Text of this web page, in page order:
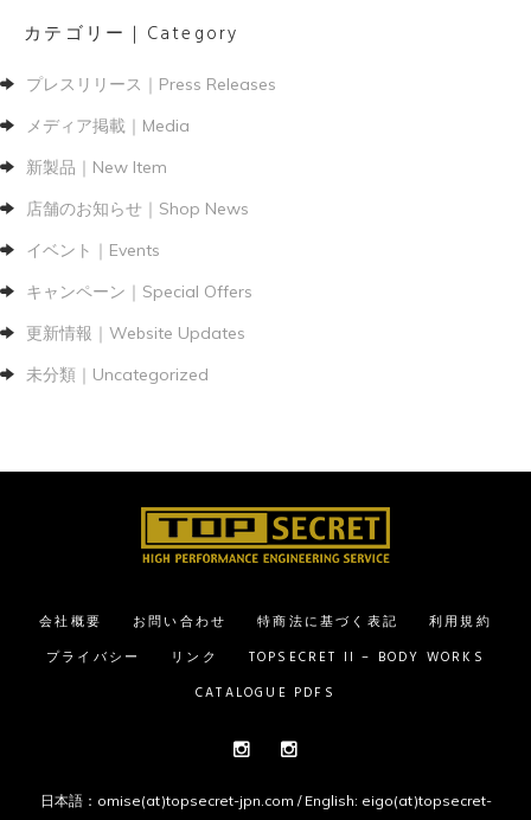
カテゴリー｜Category
プレスリリース｜Press Releases
メディア掲載｜Media
新製品｜New Item
店舗のお知らせ｜Shop News
イベント｜Events
キャンペーン｜Special Offers
更新情報｜Website Updates
未分類｜Uncategorized
会社概要 お問い合わせ 特商法に基づく表記
利用規約
プライバシー
リンク
TOPSECRET II – BODY WORKS
CATALOGUE PDFS
日本語：omise(at)topsecret-jpn.com / English: eigo(at)topsecret-